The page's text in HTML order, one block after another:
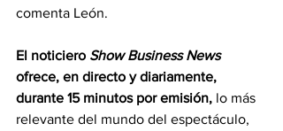
comenta León.
El noticiero Show Business News
ofrece, en directo y diariamente,
durante 15 minutos por emisión, lo más
relevante del mundo del espectáculo,